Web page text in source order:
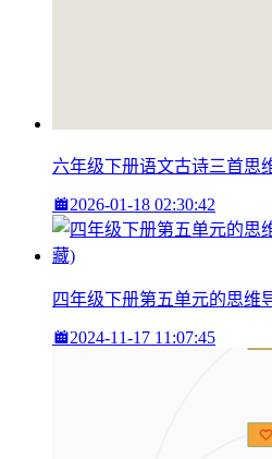
六年级下册语文古诗三首思
2026-01-18 02:30:42
四年级下册第五单元的思维
2024-11-17 11:07:45